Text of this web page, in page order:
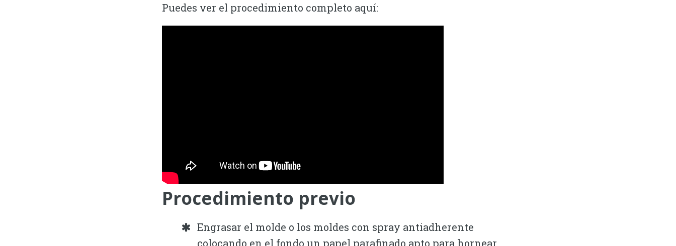
Puedes ver el procedimiento completo aquí:
Procedimiento previo
Engrasar el molde o los moldes con spray antiadherente
colocando en el fondo un papel parafinado apto para hornear.